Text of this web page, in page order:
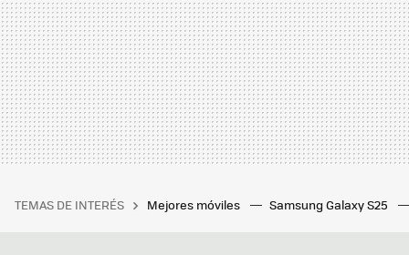
TEMAS DE INTERÉS Mejores móviles Samsung Galaxy S25